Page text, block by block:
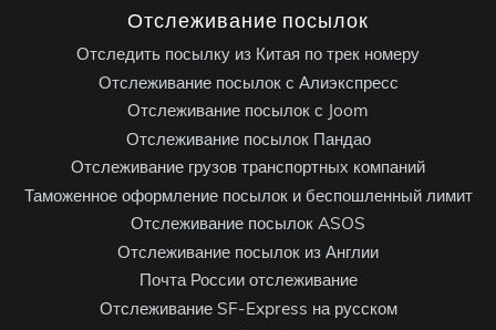
Отслеживание посылок
Отследить посылку из Китая по трек номеру
Отслеживание посылок с Алиэкспресс
Отслеживание посылок с Joom
Отслеживание посылок Пандао
Отслеживание грузов транспортных компаний
Таможенное оформление посылок и беспошленный лимит
Отслеживание посылок ASOS
Отслеживание посылок из Англии
Почта России отслеживание
Отслеживание SF-Express на русском